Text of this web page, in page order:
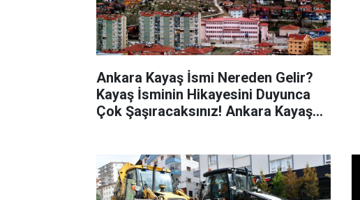
Ankara Kayaş İsmi Nereden Gelir?
Kayaş İsminin Hikayesini Duyunca
Çok Şaşıracaksınız! Ankara Kayaş